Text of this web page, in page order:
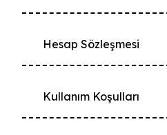
Hesap Sözleşmesi
Kullanım Koşulları